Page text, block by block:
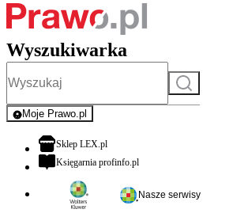
Wyszukiwarka
Szukaj
Moje Prawo.pl
- rejestracja i logowanie do serwisu
Sklep LEX.plotwiera się w nowej karcie
Księgarnia profinfo.plotwiera się w nowej karcie
Nasze serwisy